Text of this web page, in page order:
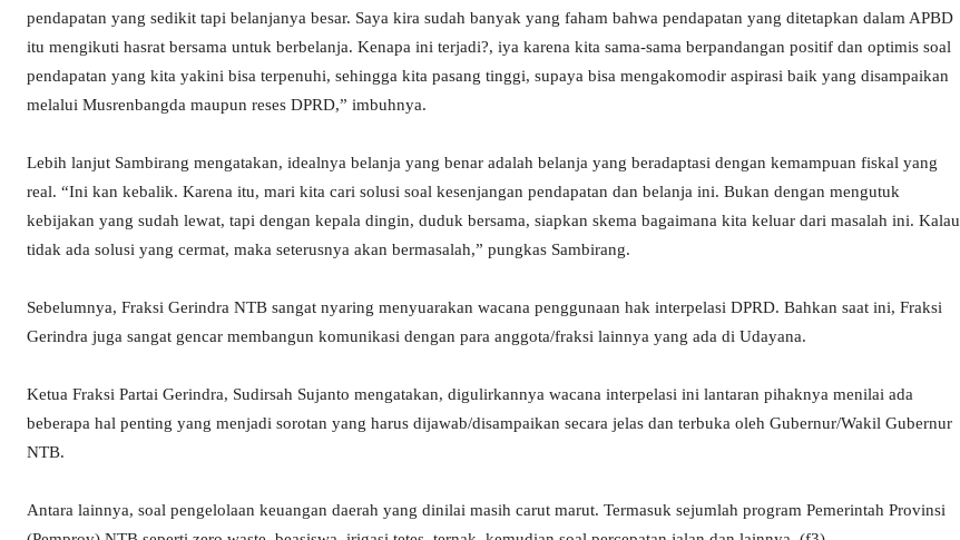
pendapatan yang sedikit tapi belanjanya besar. Saya kira sudah banyak yang faham bahwa pendapatan yang ditetapkan dalam APBD
itu mengikuti hasrat bersama untuk berbelanja. Kenapa ini terjadi?, iya karena kita sama-sama berpandangan positif dan optimis soal
pendapatan yang kita yakini bisa terpenuhi, sehingga kita pasang tinggi, supaya bisa mengakomodir aspirasi baik yang disampaikan
melalui Musrenbangda maupun reses DPRD,” imbuhnya.
Lebih lanjut Sambirang mengatakan, idealnya belanja yang benar adalah belanja yang beradaptasi dengan kemampuan fiskal yang
real. “Ini kan kebalik. Karena itu, mari kita cari solusi soal kesenjangan pendapatan dan belanja ini. Bukan dengan mengutuk
kebijakan yang sudah lewat, tapi dengan kepala dingin, duduk bersama, siapkan skema bagaimana kita keluar dari masalah ini. Kalau
tidak ada solusi yang cermat, maka seterusnya akan bermasalah,” pungkas Sambirang.
Sebelumnya, Fraksi Gerindra NTB sangat nyaring menyuarakan wacana penggunaan hak interpelasi DPRD. Bahkan saat ini, Fraksi
Gerindra juga sangat gencar membangun komunikasi dengan para anggota/fraksi lainnya yang ada di Udayana.
Ketua Fraksi Partai Gerindra, Sudirsah Sujanto mengatakan, digulirkannya wacana interpelasi ini lantaran pihaknya menilai ada
beberapa hal penting yang menjadi sorotan yang harus dijawab/disampaikan secara jelas dan terbuka oleh Gubernur/Wakil Gubernur
NTB.
Antara lainnya, soal pengelolaan keuangan daerah yang dinilai masih carut marut. Termasuk sejumlah program Pemerintah Provinsi